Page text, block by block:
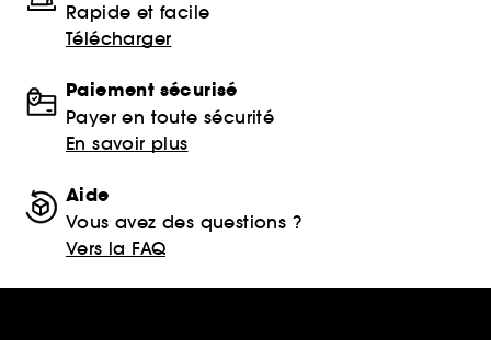
Rapide et facile
Télécharger
Paiement sécurisé
Payer en toute sécurité
En savoir plus
Aide
Vous avez des questions ?
Vers la FAQ